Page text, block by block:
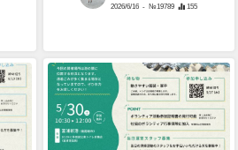
2026/6/16 - №19789 155